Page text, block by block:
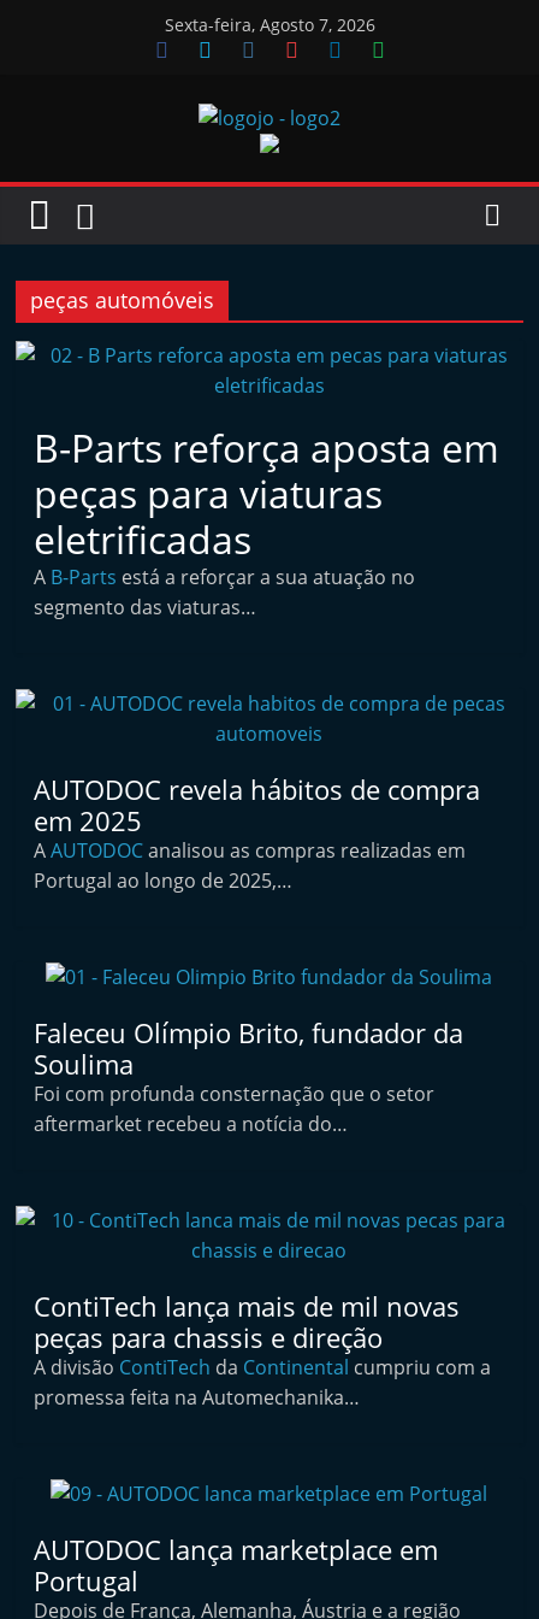
Sexta-feira, Agosto 7, 2026
Jornal
Oficinas
J
n
a
i
n
d
n
t
A
t
e
a
r
k
e
t
A
o
v
peças automóveis
B-Parts reforça aposta em
peças para viaturas
eletrificadas
A B-Parts está a reforçar a sua atuação no
segmento das viaturas…
AUTODOC revela hábitos de compra
em 2025
AAUTODOCanalisou as compras realizadas em
Portugal ao longo de 2025,…
Faleceu Olímpio Brito, fundador da
Soulima
Foi com profunda consternação que o setor
aftermarket recebeu a notícia do…
ContiTech lança mais de mil novas
peças para chassis e direção
A divisão ContiTech da Continental cumpriu com a
promessa feita na Automechanika…
AUTODOC lança marketplace em
Portugal
Depois de França, Alemanha, Áustria e a região